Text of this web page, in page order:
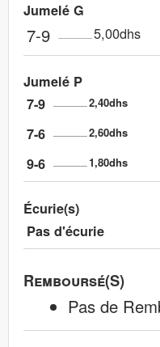
Jumelé G
7-9 5,00dhs
Jumelé P
7-9
2,40dhs
7-6 2,60dhs
9-6 1,80dhs
Écurie(s)
Pas d'écurie
Remboursé(s)
Pas de